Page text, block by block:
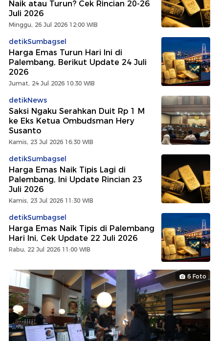
Naik atau Turun? Cek Rincian 20-26
Juli 2026
Minggu, 26 Jul 2026 12:00 WIB
detikSumbagsel
Harga Emas Turun Hari Ini di
Palembang, Berikut Update 24 Juli
2026
Jumat, 24 Jul 2026 10:30 WIB
detikNews
Saksi Ngaku Serahkan Duit Rp 1 M
ke Eks Ketua Ombudsman Hery
Susanto
Kamis, 23 Jul 2026 16:30 WIB
detikSumbagsel
Harga Emas Naik Tipis Lagi di
Palembang, Ini Update Rincian 23
Juli 2026
Kamis, 23 Jul 2026 11:30 WIB
detikSumbagsel
Harga Emas Naik Tipis di Palembang
Hari Ini, Cek Update 22 Juli 2026
Rabu, 22 Jul 2026 11:00 WIB
6 Foto